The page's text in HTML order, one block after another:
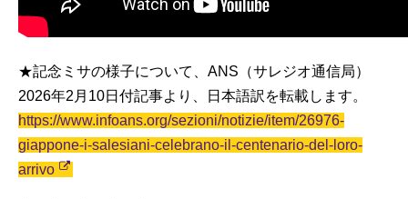
★記念ミサの様子について、ANS（サレジオ通信局）
2026年2月10日付記事より、日本語訳を転載します。
https://www.infoans.org/sezioni/notizie/item/26976-
giappone-i-salesiani-celebrano-il-centenario-del-loro-
arrivo